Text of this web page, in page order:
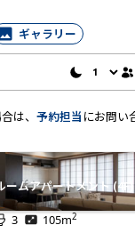
ギャラリー
は、 予約担当 にお問い
ムアパートメント (4F)
3 105m2